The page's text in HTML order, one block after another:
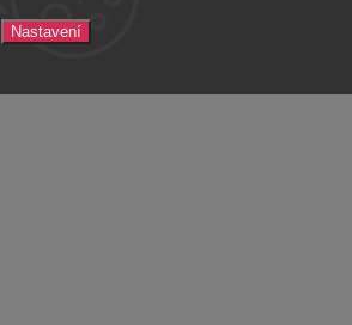
Nastavení